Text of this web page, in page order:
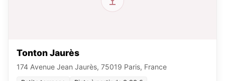
Tonton Jaurès
174 Avenue Jean Jaurès, 75019 Paris, France